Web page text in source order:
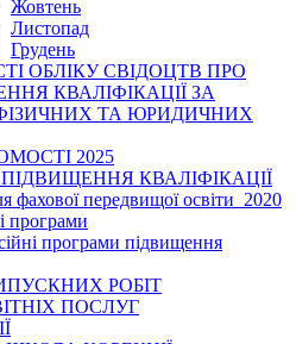
Жовтень
Листопад
Грудень
ОБЛІКУ СВІДОЦТВ ПРО
КВАЛІФІКАЦІЇ ЗА
ТА ЮРИДИЧНИХ
2025
КВАЛІФІКАЦІЇ
передвищої освіти_2020
програми
програми підвищення
РОБІТ
ПОСЛУГ